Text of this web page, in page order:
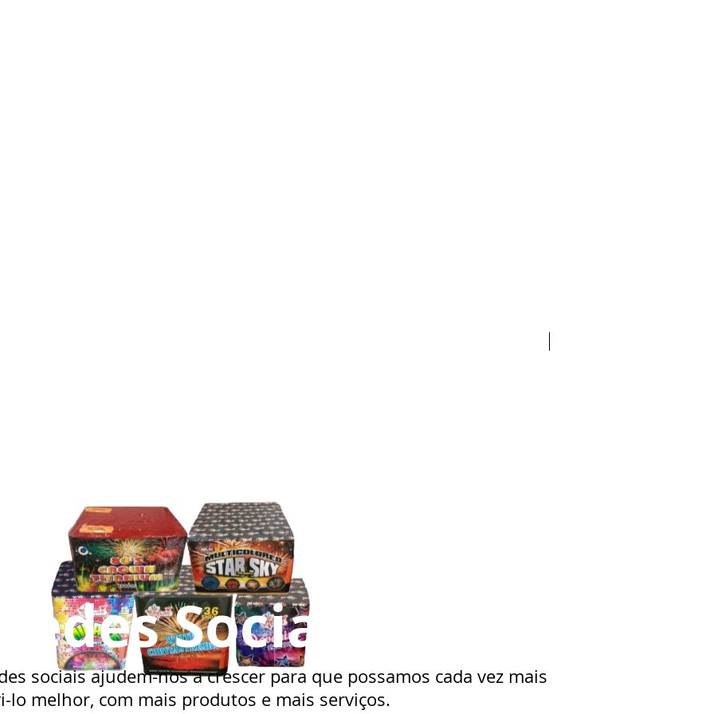
Redes Sociais
sociais ajudem-nos a crescer para que possamos cada vez mais
lo melhor, com mais produtos e mais serviços.